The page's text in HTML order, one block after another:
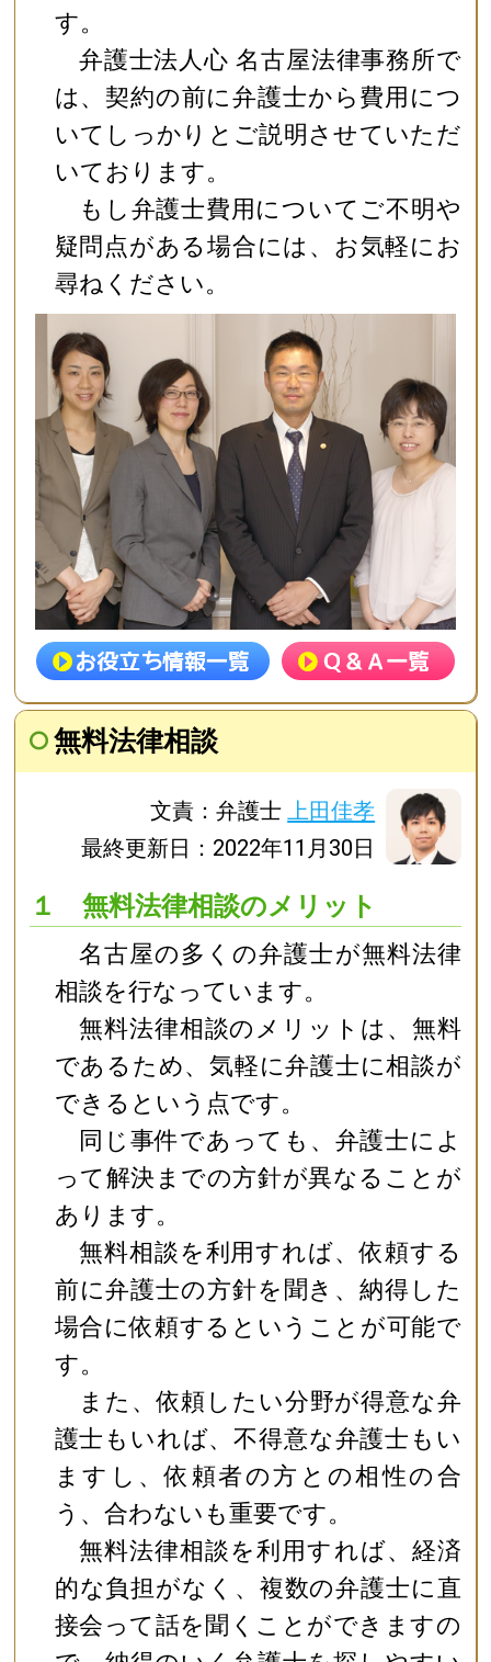
す。
弁護士法人心 名古屋法律事務所で
は、契約の前に弁護士から費用につ
いてしっかりとご説明させていただ
いております。
もし弁護士費用についてご不明や
疑問点がある場合には、お気軽にお
尋ねください。
無料法律相談
文責：弁護士上田佳孝
最終更新日：2022年11月30日
１ 無料法律相談のメリット
名古屋の多くの弁護士が無料法律
相談を行なっています。
無料法律相談のメリットは、無料
であるため、気軽に弁護士に相談が
できるという点です。
同じ事件であっても、弁護士によ
って解決までの方針が異なることが
あります。
無料相談を利用すれば、依頼する
前に弁護士の方針を聞き、納得した
場合に依頼するということが可能で
す。
また、依頼したい分野が得意な弁
護士もいれば、不得意な弁護士もい
ますし、依頼者の方との相性の合
う、合わないも重要です。
無料法律相談を利用すれば、経済
的な負担がなく、複数の弁護士に直
接会って話を聞くことができますの